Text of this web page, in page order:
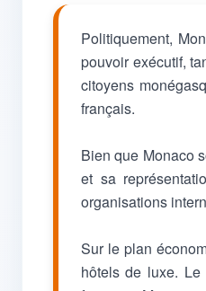
Politiquement,
pouvoir exécutif,
citoyens
français.
Bien que Monaco
et sa
organisations
Sur le plan
hôtels de luxe.